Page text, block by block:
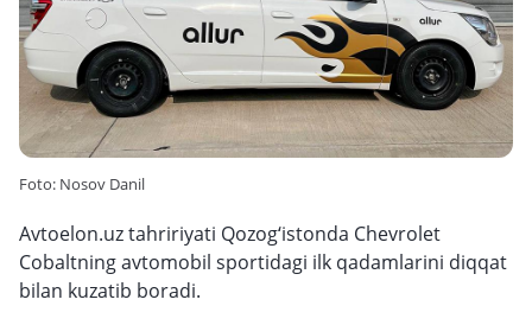
Foto: Nosov Danil
Avtoelon.uz tahririyati Qozog‘istonda Chevrolet
Cobaltning avtomobil sportidagi ilk qadamlarini diqqat
bilan kuzatib boradi.